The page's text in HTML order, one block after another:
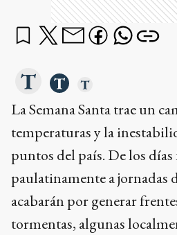
La Semana Santa trae un
temperaturas y la
puntos del país. De los días
paulatinamente a jornadas
acabarán por generar
tormentas, algunas